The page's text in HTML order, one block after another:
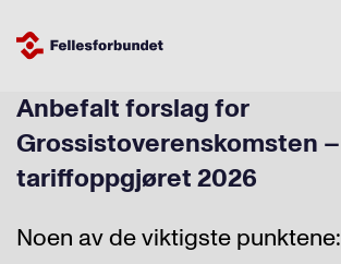
Anbefalt forslag for
Grossistoverenskomsten –
tariffoppgjøret 2026
Noen av de viktigste punktene: